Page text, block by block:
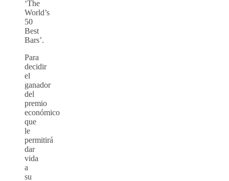
‘The
World’s
50
Best
Bars’.
Para
decidir
el
ganador
del
premio
económico
que
le
permitirá
dar
vida
a
su